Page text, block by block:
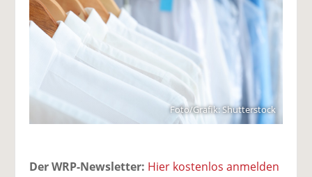
Foto/Grafik: Shutterstock
Der WRP-Newsletter: Hier kostenlos anmelden